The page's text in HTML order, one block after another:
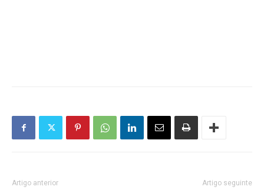
Artigo anterior Artigo seguinte